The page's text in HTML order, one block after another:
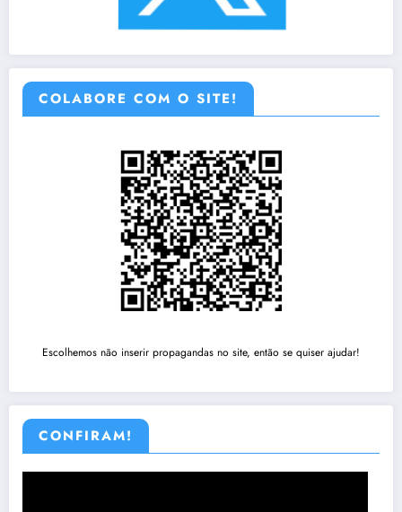
COLABORE COM O SITE!
Escolhemos não inserir propagandas no site, então se quiser ajudar!
CONFIRAM!